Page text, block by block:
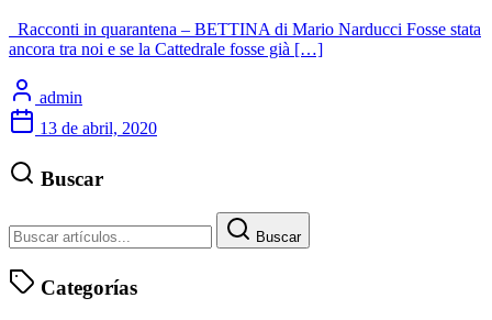
Racconti in quarantena – BETTINA di Mario Narducci Fosse stata
ancora tra noi e se la Cattedrale fosse già […]
admin
13 de abril, 2020
Buscar
Buscar
Categorías